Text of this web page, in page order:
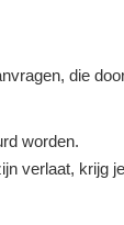
die
worden.
verlaat, krijg